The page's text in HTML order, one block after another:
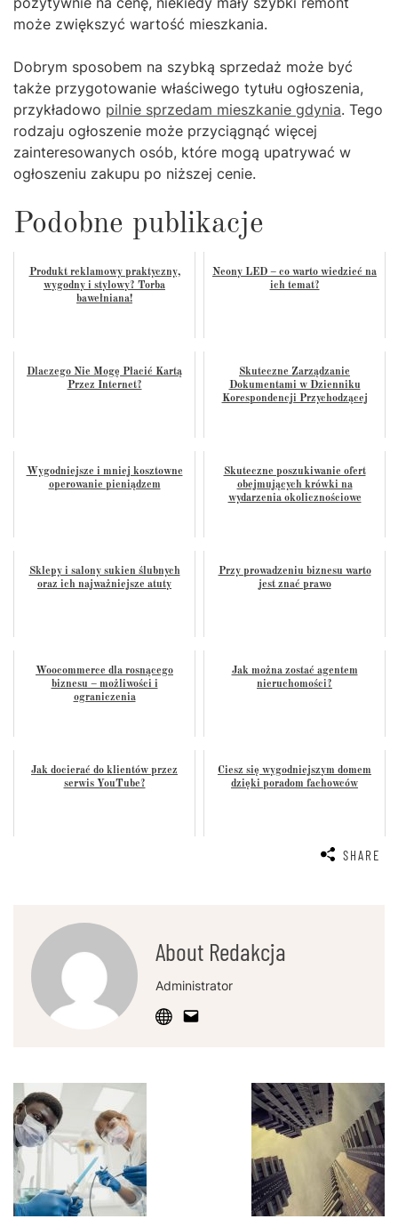
może zwiększyć wartość mieszkania.
Dobrym sposobem na szybką sprzedaż może być
także przygotowanie właściwego tytułu ogłoszenia,
przykładowo pilnie sprzedam mieszkanie gdynia. Tego
rodzaju ogłoszenie może przyciągnąć więcej
zainteresowanych osób, które mogą upatrywać w
ogłoszeniu zakupu po niższej cenie.
Podobne publikacje
Produkt reklamowy praktyczny,
wygodny i stylowy? Torba
bawełniana!
Neony LED – co warto wiedzieć na
ich temat?
Dlaczego Nie Mogę Płacić Kartą
Przez Internet?
Skuteczne Zarządzanie
Dokumentami w Dzienniku
Korespondencji Przychodzącej
Wygodniejsze i mniej kosztowne
operowanie pieniądzem
Skuteczne poszukiwanie ofert
obejmujących krówki na
wydarzenia okolicznościowe
Sklepy i salony sukien ślubnych
oraz ich najważniejsze atuty
Przy prowadzeniu biznesu warto
jest znać prawo
Woocommerce dla rosnącego
biznesu – możliwości i
ograniczenia
Jak można zostać agentem
nieruchomości?
Jak docierać do klientów przez
serwis YouTube?
Ciesz się wygodniejszym domem
dzięki poradom fachowców
SHARE
About Redakcja
Administrator
Post
Navigation